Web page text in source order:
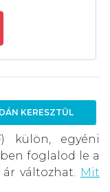
KERESZTÜL
külön, egyéni
foglalod le a
változhat.
Mit